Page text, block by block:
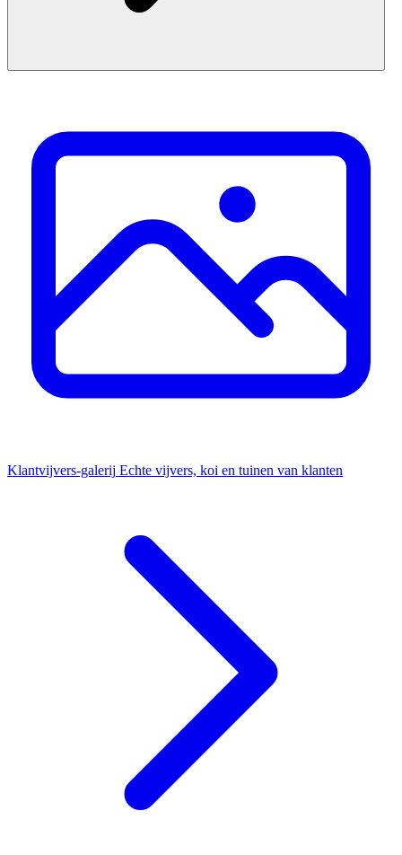
Klantvijvers-galerij Echte vijvers, koi en tuinen van klanten